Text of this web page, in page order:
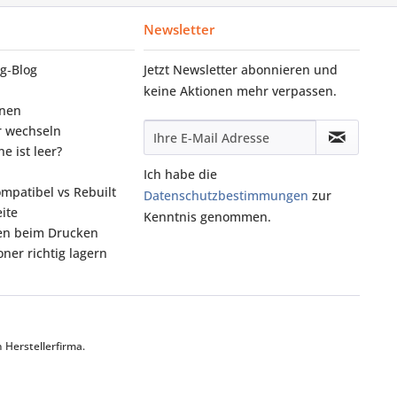
wechseln
ist leer?
vs Rebuilt
beim Drucken
richtig lagern
Newsletter
Jetzt Newsletter abonnieren und
keine Aktionen mehr verpassen.
Ich habe die
Datenschutzbestimmungen zur
Kenntnis genommen.
Herstellerfirma.